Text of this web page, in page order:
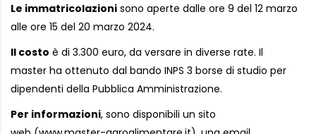
Le immatricolazioni sono aperte dalle ore 9 del 12 marzo
alle ore 15 del 20 marzo 2024.
Il costo è di 3.300 euro, da versare in diverse rate. Il
master ha ottenuto dal bando INPS 3 borse di studio per
dipendenti della Pubblica Amministrazione.
Per informazioni, sono disponibili un sito